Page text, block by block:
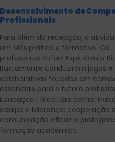
Desenvolvimento de
Profissionais
Para além da recepção, a
um viés prático e formativo. Os
professores Rafael Espíndola e
Bustamante conduziram jogos e
colaborativas focadas em
essenciais para o futuro
Educação Física, tais como:
equipe e liderança; cooperação e
comunicação eficaz e
formação acadêmica.